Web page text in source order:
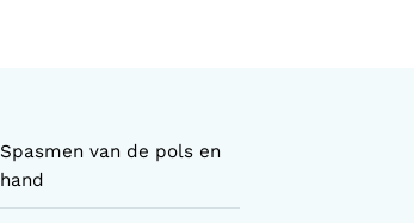
Spasmen van de pols en
hand